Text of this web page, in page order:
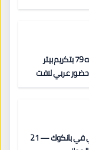
مهرجان كان السينمائي يفتتح دورته 79 بتكريم بيتر
عربي لافت
مهرجان الاتحاد الأوروبي السينمائي في بانكوك — 21